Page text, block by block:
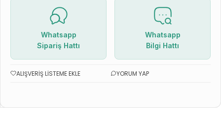
Whatsapp
Sipariş Hattı
Whatsapp
Bilgi Hattı
ALIŞVERIŞ LISTEME EKLE YORUM YAP